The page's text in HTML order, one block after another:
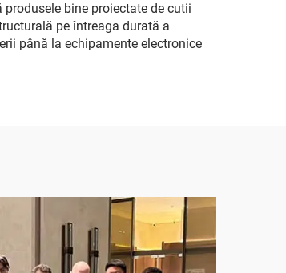
bine proiectate de cutii
pe întreaga durată a
până la echipamente electronice